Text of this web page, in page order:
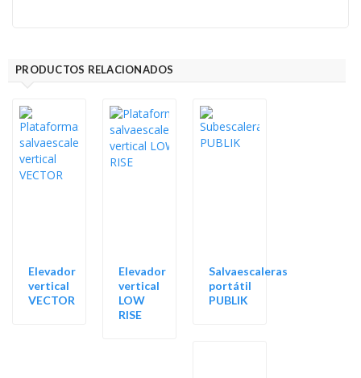
PRODUCTOS RELACIONADOS
Elevador
vertical
VECTOR
Elevador
vertical
LOW
RISE
Salvaescaleras
portátil
PUBLIK